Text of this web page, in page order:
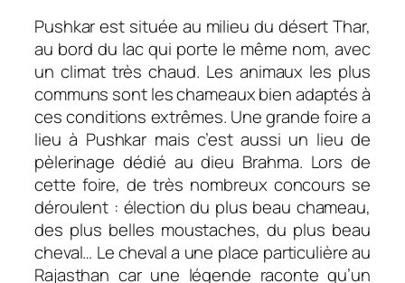
Pushkar est située au milieu du désert Thar,
au bord du lac qui porte le même nom, avec
un climat très chaud. Les animaux les plus
communs sont les chameaux bien adaptés à
ces conditions extrêmes. Une grande foire a
lieu à Pushkar mais c’est aussi un lieu de
pèlerinage dédié au dieu Brahma. Lors de
cette foire, de très nombreux concours se
déroulent : élection du plus beau chameau,
des plus belles moustaches, du plus beau
cheval… Le cheval a une place particulière au
Rajasthan car une légende raconte qu’un